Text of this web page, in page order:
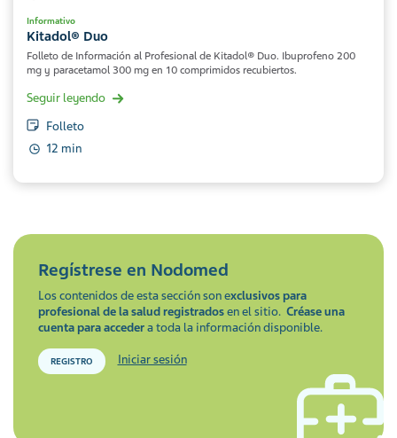
Informativo
Kitadol® Duo
Folleto de Información al Profesional de Kitadol® Duo. Ibuprofeno 200
mg y paracetamol 300 mg en 10 comprimidos recubiertos.
Seguir leyendo
Folleto
12 min
Regístrese en Nodomed
Los contenidos de esta sección son exclusivos para
profesional de la salud registradosen el sitio. Créase una
cuenta para accedera toda la información disponible.
REGISTRO Iniciar sesión